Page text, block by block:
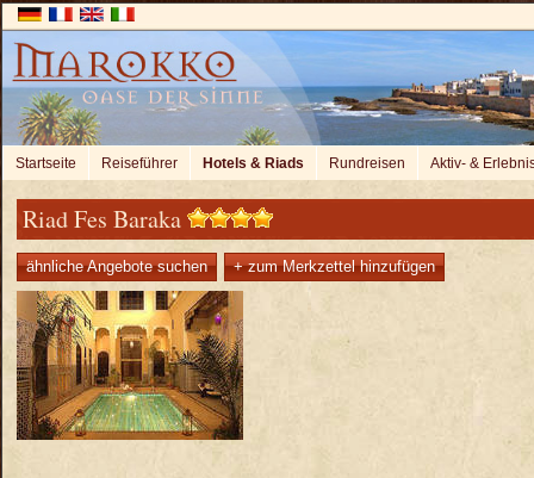
Startseite Reiseführer Hotels & Riads Rundreisen Aktiv- &
Riad Fes Baraka
ähnliche Angebote suchen + zum Merkzettel hinzufügen